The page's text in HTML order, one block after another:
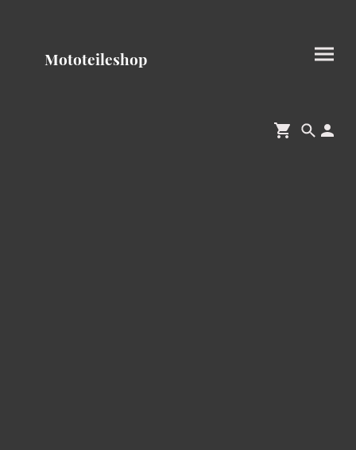
Mototeileshop